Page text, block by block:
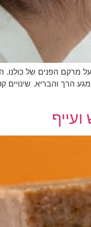
הפנים של כולנו.
הרך והבריא. שינויים